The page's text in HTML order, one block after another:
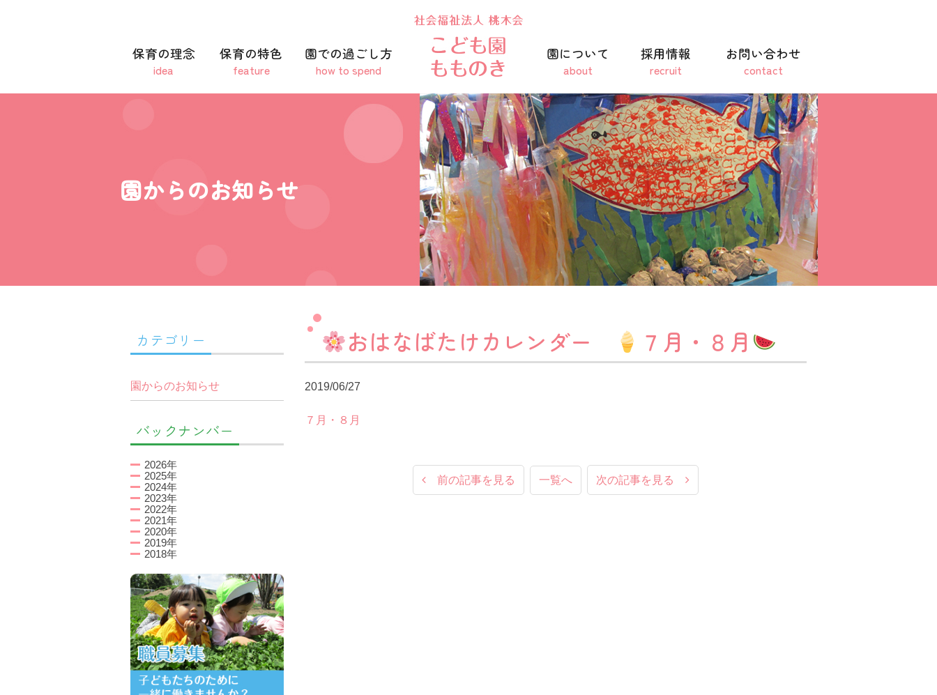
保育の理念
idea
保育の特色
feature
園での過ごし方
how to spend
園について
about
採用情報
recruit
お問い合わせ
contact
園からのお知らせ
おはなばたけカレンダー ７月・８月
2019/06/27
７月・８月
前の記事を見る 一覧へ 次の記事を見る
カテゴリー
園からのお知らせ
バックナンバー
2026年
2025年
2024年
2023年
2022年
2021年
2020年
2019年
2018年